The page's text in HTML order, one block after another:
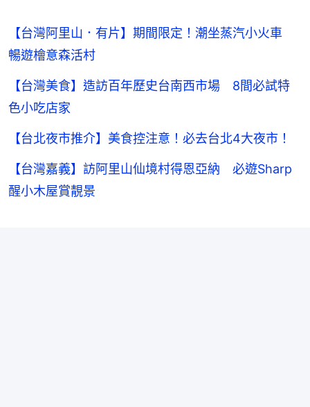
【台灣阿里山．有片】期間限定！潮坐蒸汽小火車
暢遊檜意森活村
【台灣美食】造訪百年歷史台南西市場 8間必試特
色小吃店家
【台北夜市推介】美食控注意！必去台北4大夜市！
【台灣嘉義】訪阿里山仙境村得恩亞納 必遊Sharp
醒小木屋賞靚景